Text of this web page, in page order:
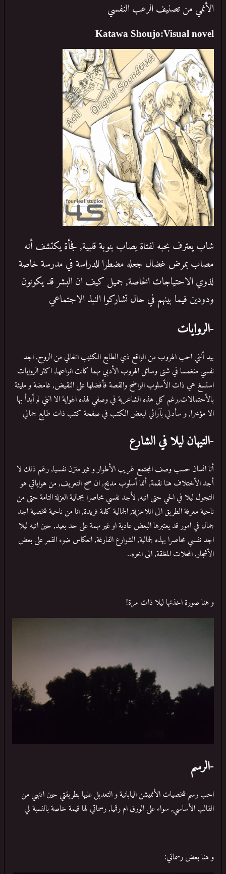
الأنمي من تصنيف الرعب النفسي
Katawa Shoujo:Visual novel
شاب يعترف بحبه لفتاة يصاب بنوبة قلبية, فجأة يكتشف أنه
مصاب بمرض غضال جعله مضطرا للدراسة في مدرسة خاصة
لذوي الاحتياجات الخاصة, جميل كيف ان البشر قد يكونون
ودودين فيما بينهم في حال تشاركوا النبذ الاجتماعي
-الروايات
بيد أنني احب الهروب من الواقع ذي الطابع الكئيب الخالي من الروح, اجد
نفسي منغمسا في شتى وسائل الهروب الأدبي مهما كانت انواعها, اكثر الروايات
استسغ هي ذات الأسلوب الواضح والقصة فأفضلها على النقيض, غامضة و مليئة
بالأحتمالات,رغم كل هذه الشاعرية في وصفي لهذه الهواية الا انني لم أبدأ بها
الا مؤخرا, و سأدلي بآرائي لبعض الكتب في صفحة كتب ذات طابع جمالي
-التيهان ليلا في الشارع
أنا انسان حسب وصف المجتمع غريب الأطوار و غير متزن نفسيا, رغم ذلك لا
أجد الأختلاف هنا نقمة, أنما أسلوب مديح, ان صح التعريف, من هواياتي هو
التجول ليلا في الحي حتى اتيه, لأجد نفسي محاصرا بجمالية العزلة التامة حتى من
ناحية معرفة الطريق الى اللاعزلة, الجمالية كلمة فريدة, انا من ناحية شخصية اجد
جمال في امور قد يعتبرها البعض عادية او غير مهمة على حد بعيد, حين اتيه ليلا
اجد نفسي محاصرا بهذه لجمالية, الشوارع الفارغة, انعكاس ضوء القمر على بعض
الأشجار, المحلات المغلقة, الى اخره..
و هنا صورة اخذتها ليلا ذات مرة!
-الرسم
احب رسم شخصيات الأنميشن اليابانية و التعديل عليها بطريقتي حين انتهي من
القالب الأساسي, سواء على الورق ام رقميا, رسماتي لها قيمة خاصة بالنسبة لي
و هنا بعض رسماتي: